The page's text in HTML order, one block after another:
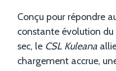
Conçu pour répondre
constante évolution
sec, le CSL Kuleana
chargement accrue,